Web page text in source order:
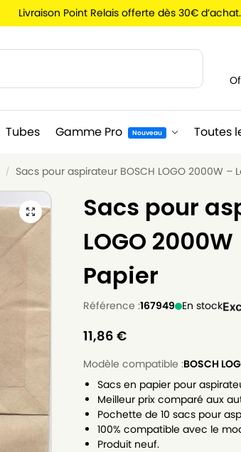
Livraison Point Relais offerte dès 30€ d’achat.
Tubes Gamme Pro Nouveau Toutes
/ Sacs pour aspirateur BOSCH LOGO 2000W –
Sacs pour
LOGO
Papier
Référence :167949 En stock
11,86 €
Modèle compatible :BOSCH
Sacs en papier pour
Meilleur prix comparé aux
Pochette de 10 sacs pour
100% compatible avec le
Produit neuf.